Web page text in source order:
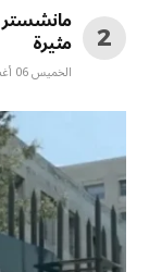
مانشستر
مثيرة
الخميس 06 أغسطس 2:42 ص